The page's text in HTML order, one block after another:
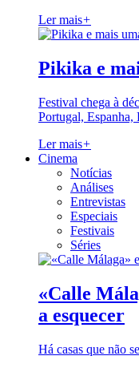
Ler mais+
Pikika e
Festival chega à
Portugal, Espanha,
Ler mais+
Cinema
Notícias
Análises
Entrevistas
Especiais
Festivais
Séries
«Calle
a esquecer
Há casas que não